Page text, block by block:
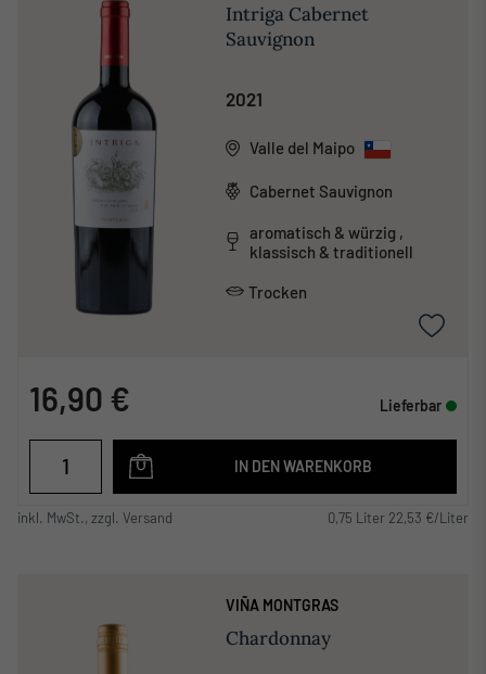
Intriga Cabernet
Sauvignon
2021
Valle del Maipo
Cabernet Sauvignon
aromatisch & würzig ,
klassisch & traditionell
Trocken
16,90 € Lieferbar
IN DEN WARENKORB
inkl. MwSt., zzgl. Versand 0,75 Liter 22,53 €/Liter
VIÑA MONTGRAS
Chardonnay